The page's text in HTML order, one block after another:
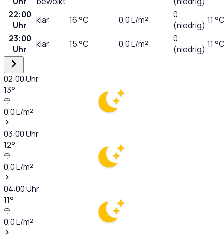
22:00
Uhr
klar 16°C 0,0L/m²
0
(niedrig) 11
23:00
Uhr
klar 15°C 0,0L/m²
0
(niedrig) 11
02:00Uhr
13°
0,0L/m²
03:00Uhr
12°
0,0L/m²
04:00Uhr
11°
0,0L/m²